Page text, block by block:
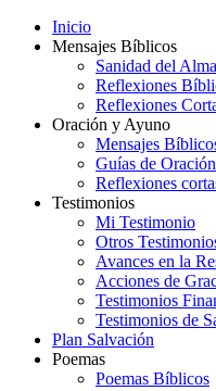
Inicio
Mensajes Bíblicos
Sanidad del Alma
Reflexiones
Reflexiones
Oración y Ayuno
Mensajes
Guías de Oración
Reflexiones
Testimonios
Mi Testimonio
Otros
Avances en la
Acciones de
Testimonios
Testimonios de
Plan Salvación
Poemas
Poemas Bíblicos